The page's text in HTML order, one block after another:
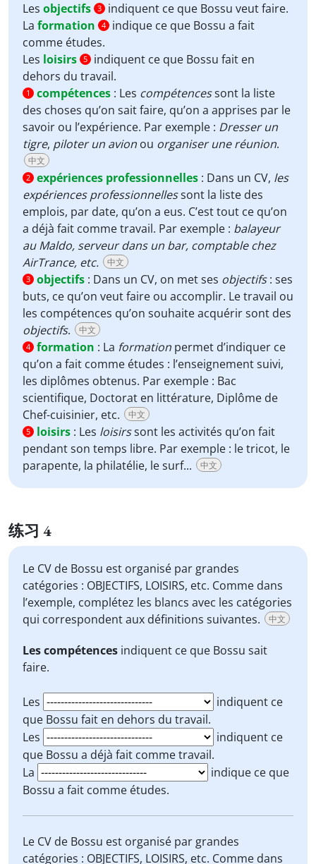
Les objectifs 3
indiquent ce que Bossu veut faire.
La formation 4
indique ce que Bossu a fait
comme études.
Les loisirs 5
indiquent ce que Bossu fait en
dehors du travail.
1 compétences : Les compétencessont la liste
des choses qu’on sait faire, qu’on a apprises par le
savoir ou l’expérience. Par exemple : Dresser un
tigre, piloter un avion ou organiser une réunion.
中文
2 expériences professionnelles : Dans un CV, les
expériences professionnellessont la liste des
emplois, par date, qu’on a eus. C’est tout ce qu’on
a déjà fait comme travail. Par exemple : balayeur
au Maldo, serveur dans un bar, comptable chez
AirTrance, etc.
中文
3 objectifs : Dans un CV, on met ses objectifs: ses
buts, ce qu’on veut faire ou accomplir. Le travail ou
les compétences qu’on souhaite acquérir sont des
objectifs. 中文
4 formation : La formation permet d’indiquer ce
qu’on a fait comme études : l’enseignement suivi,
les diplômes obtenus. Par exemple : Bac
scientifique, Doctorat en littérature, Diplôme de
Chef-cuisinier, etc.
中文
5 loisirs : Les loisirssont les activités qu’on fait
pendant son temps libre. Par exemple : le tricot, le
parapente, la philatélie, le surf...
中文
练习 4
Le CV de Bossu est organisé par grandes
catégories : OBJECTIFS, LOISIRS, etc. Comme dans
l’exemple, complétez les blancs avec les catégories
qui correspondent aux définitions suivantes.
中文
Les compétences indiquent ce que Bossu sait
faire.
Les
indiquent ce
que Bossu fait en dehors du travail.
Les
indiquent ce
que Bossu a déjà fait comme travail.
La
indique ce que
Bossu a fait comme études.
Le CV de Bossu est organisé par grandes
catégories : OBJECTIFS, LOISIRS, etc. Comme dans